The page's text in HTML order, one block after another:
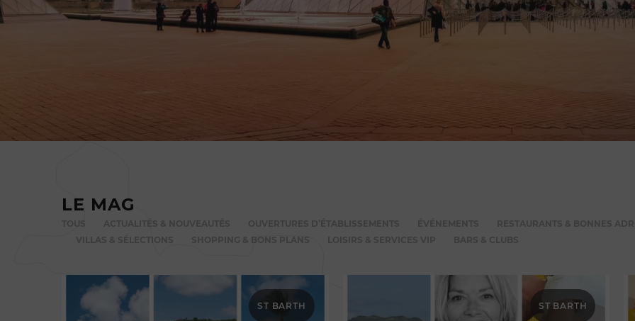
LE MAG
TOUS ACTUALITÉS & NOUVEAUTÉS
VILLAS & SÉLECTIONS
SHOPPING & BONS PLANS
ST BARTH ST BARTH